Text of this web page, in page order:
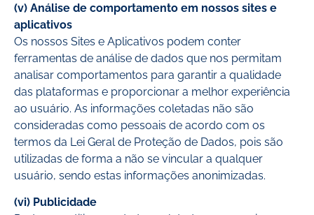
(v) Análise de comportamento em nossos sites e
aplicativos
Os nossos Sites e Aplicativos podem conter
ferramentas de análise de dados que nos permitam
analisar comportamentos para garantir a qualidade
das plataformas e proporcionar a melhor experiência
ao usuário. As informações coletadas não são
consideradas como pessoais de acordo com os
termos da Lei Geral de Proteção de Dados, pois são
utilizadas de forma a não se vincular a qualquer
usuário, sendo estas informações anonimizadas.
(vi) Publicidade